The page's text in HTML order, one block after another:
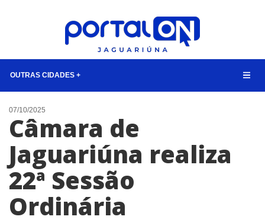
OUTRAS CIDADES +
NOTÍCIAS
LISTA DIGITAL
CONTATO
ANUNCIE
07/10/2025
Câmara de
Jaguariúna realiza
22ª Sessão
Ordinária